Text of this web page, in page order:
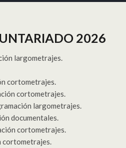
2026
largometrajes.
cortometrajes.
cortometrajes.
largometrajes.
documentales.
cortometrajes.
cortometrajes.